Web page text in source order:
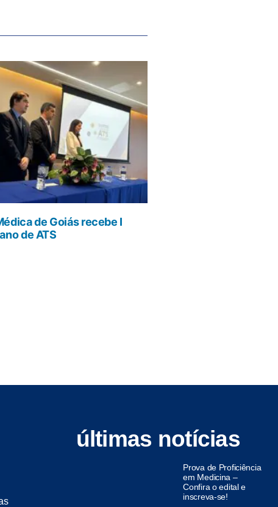
de Goiás recebe I
de ATS
últimas notícias
Prova de Proficiência
em Medicina –
Confira o edital e
inscreva-se!